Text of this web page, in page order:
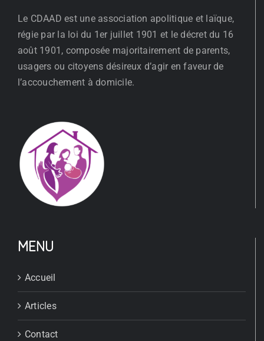
Le CDAAD est une association apolitique et laïque,
régie par la loi du 1er juillet 1901 et le décret du 16
août 1901, composée majoritairement de parents,
usagers ou citoyens désireux d’agir en faveur de
l’accouchement à domicile.
MENU
Accueil
Articles
Contact